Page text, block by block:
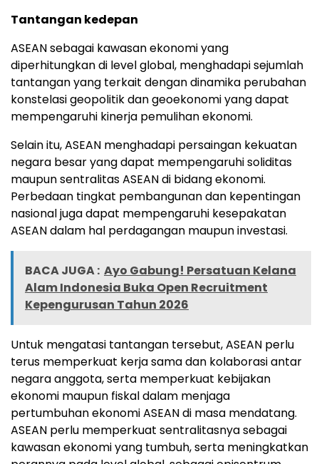
Tantangan kedepan
ASEAN sebagai kawasan ekonomi yang
diperhitungkan di level global, menghadapi sejumlah
tantangan yang terkait dengan dinamika perubahan
konstelasi geopolitik dan geoekonomi yang dapat
mempengaruhi kinerja pemulihan ekonomi.
Selain itu, ASEAN menghadapi persaingan kekuatan
negara besar yang dapat mempengaruhi soliditas
maupun sentralitas ASEAN di bidang ekonomi.
Perbedaan tingkat pembangunan dan kepentingan
nasional juga dapat mempengaruhi kesepakatan
ASEAN dalam hal perdagangan maupun investasi.
BACA JUGA : Ayo Gabung! Persatuan Kelana
Alam Indonesia Buka Open Recruitment
Kepengurusan Tahun 2026
Untuk mengatasi tantangan tersebut, ASEAN perlu
terus memperkuat kerja sama dan kolaborasi antar
negara anggota, serta memperkuat kebijakan
ekonomi maupun fiskal dalam menjaga
pertumbuhan ekonomi ASEAN di masa mendatang.
ASEAN perlu memperkuat sentralitasnya sebagai
kawasan ekonomi yang tumbuh, serta meningkatkan